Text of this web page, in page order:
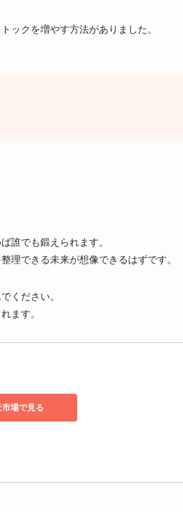
ックを増やす方法がありました。
誰でも鍛えられます。
理できる未来が想像できるはずです。
ください。
ます。
市場で見る